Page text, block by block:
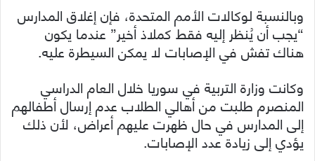
وبالنسبة لوكالات الأمم المتحدة، فإن إغلاق المدارس
“يجب أن يُنظر إليه فقط كملاذ أخير” عندما يكون
هناك تفش في الإصابات لا يمكن السيطرة عليه.
وكانت وزارة التربية في سوريا خلال العام الدراسي
المنصرم طلبت من أهالي الطلاب عدم إرسال أطفالهم
إلى المدارس في حال ظهرت عليهم أعراض، لأن ذلك
يؤدي إلى زيادة عدد الإصابات.